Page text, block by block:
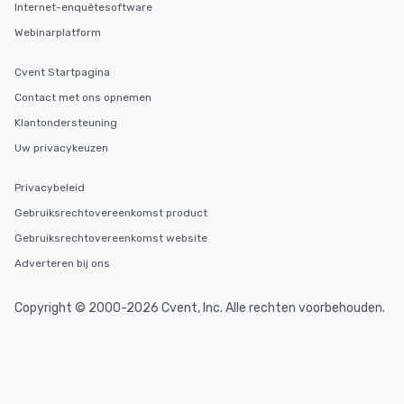
Internet-enquêtesoftware
Webinarplatform
Cvent Startpagina
Contact met ons opnemen
Klantondersteuning
Uw privacykeuzen
Privacybeleid
Gebruiksrechtovereenkomst product
Gebruiksrechtovereenkomst website
Adverteren bij ons
Copyright © 2000-2026 Cvent, Inc. Alle rechten voorbehouden.